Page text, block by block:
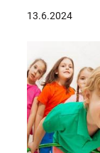
13.6.2024